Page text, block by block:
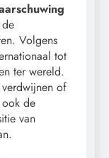
Volgens
tot
ter wereld.
of
de
van